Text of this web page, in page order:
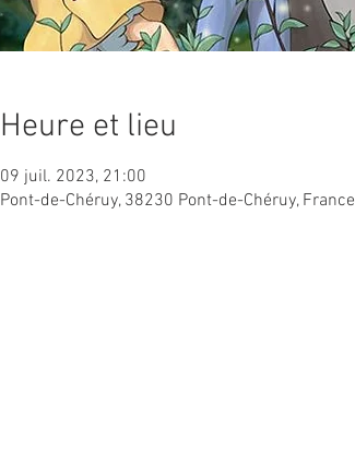
Heure et lieu
09 juil. 2023, 21:00
Pont-de-Chéruy, 38230 Pont-de-Chéruy, France